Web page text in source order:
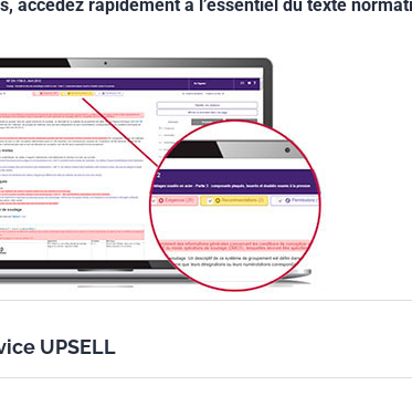
accédez rapidement à l’essentiel du texte
UPSELL